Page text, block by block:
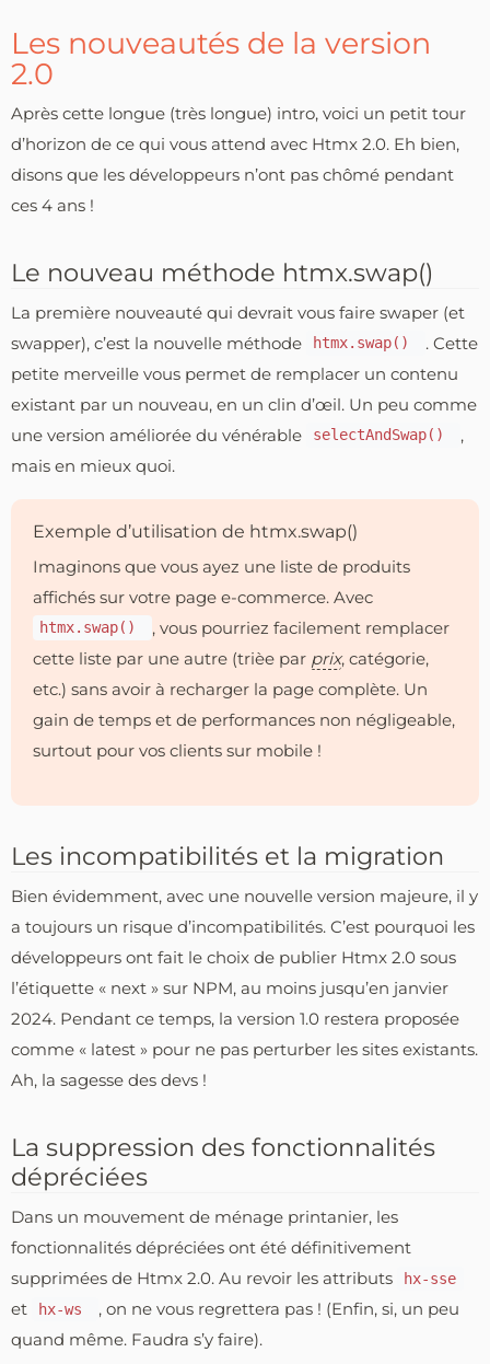
Les nouveautés de la version
2.0
Après cette longue (très longue) intro, voici un petit tour
d’horizon de ce qui vous attend avec Htmx 2.0. Eh bien,
disons que les développeurs n’ont pas chômé pendant
ces 4 ans !
Le nouveau méthode htmx.swap()
La première nouveauté qui devrait vous faire swaper (et
swapper), c’est la nouvelle méthode
htmx.swap()
. Cette
petite merveille vous permet de remplacer un contenu
existant par un nouveau, en un clin d’œil. Un peu comme
une version améliorée du vénérable
selectAndSwap()
,
mais en mieux quoi.
Exemple d’utilisation de htmx.swap()
Imaginons que vous ayez une liste de produits
affichés sur votre page e-commerce. Avec
htmx.swap()
, vous pourriez facilement remplacer
cette liste par une autre (trièe par prix, catégorie,
etc.) sans avoir à recharger la page complète. Un
gain de temps et de performances non négligeable,
surtout pour vos clients sur mobile !
Les incompatibilités et la migration
Bien évidemment, avec une nouvelle version majeure, il y
a toujours un risque d’incompatibilités. C’est pourquoi les
développeurs ont fait le choix de publier Htmx 2.0 sous
l’étiquette « next » sur NPM, au moins jusqu’en janvier
2024. Pendant ce temps, la version 1.0 restera proposée
comme « latest » pour ne pas perturber les sites existants.
Ah, la sagesse des devs !
La suppression des fonctionnalités
dépréciées
Dans un mouvement de ménage printanier, les
fonctionnalités dépréciées ont été définitivement
supprimées de Htmx 2.0. Au revoir les attributs
hx-sse
et hx-ws
, on ne vous regrettera pas ! (Enfin, si, un peu
quand même. Faudra s’y faire).